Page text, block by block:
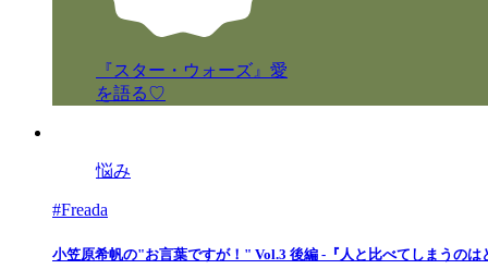
『スター・ウォーズ』愛
を語る♡
悩み
#Freada
小笠原希帆の"お言葉ですが！" Vol.3 後編 -『人と比べてしまうのは